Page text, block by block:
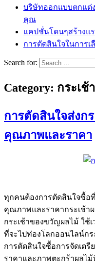
บริษัทออกแบบตกแต่
คุณ
แคปชั่นโดนๆสร้างแ
การตัดสินใจในการ
Search for:
Category: กระเช้
การตัดสินใจส่งก
คุณภาพและราคา
ทุกคนต้องการตัดสินใจซื้อ
คุณภาพและราคากระเช้า
กระเช้าของขวัญผลไม้ ใช้
ที่จะไปท่องโลกออนไลน์ก
การตัดสินใจซื้อการจัดเต
ราคาและภาพตะกร้าผลไ